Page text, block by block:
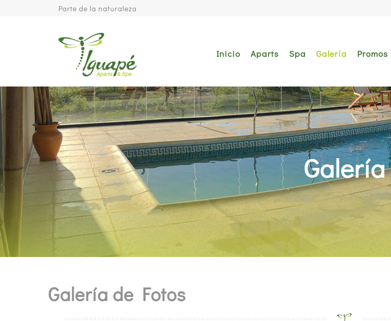
Parte de la naturaleza
Inicio Aparts Spa Galería Promos
Galería
Galería de Fotos